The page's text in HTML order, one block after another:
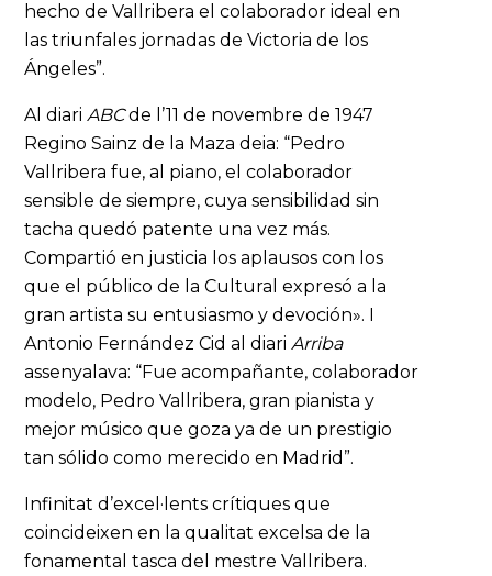
hecho de Vallribera el colaborador ideal en
las triunfales jornadas de Victoria de los
Ángeles”.
Al diariABCde l’11 de novembre de 1947
Regino Sainz de la Maza deia: “Pedro
Vallribera fue, al piano, el colaborador
sensible de siempre, cuya sensibilidad sin
tacha quedó patente una vez más.
Compartió en justicia los aplausos con los
que el público de la Cultural expresó a la
gran artista su entusiasmo y devoción». I
Antonio Fernández Cid al diariArriba
assenyalava: “Fue acompañante, colaborador
modelo, Pedro Vallribera, gran pianista y
mejor músico que goza ya de un prestigio
tan sólido como merecido en Madrid”.
Infinitat d’excel·lents crítiques que
coincideixen en la qualitat excelsa de la
fonamental tasca del mestre Vallribera.